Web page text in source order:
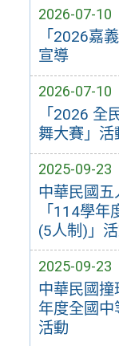
2026-07-10
「2026嘉
宣導
2026-07-10
「2026 全
舞大賽」活
2025-09-23
中華民國
「114學
(5人制)」
2025-09-23
中華民國
年度全國中
活動